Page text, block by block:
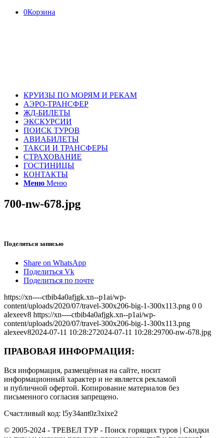
0Корзина
КРУИЗЫ ПО МОРЯМ И РЕКАМ
АЭРО-ТРАНСФЕР
ЖД-БИЛЕТЫ
ЭКСКУРСИИ
ПОИСК ТУРОВ
АВИАБИЛЕТЫ
ТАКСИ И ТРАНСФЕРЫ
СТРАХОВАНИЕ
ГОСТИНИЦЫ
КОНТАКТЫ
Меню Меню
700-nw-678.jpg
Поделиться записью
Share on WhatsApp
Поделиться Vk
Поделиться по почте
https://xn----ctbib4a0afjgk.xn--p1ai/wp-
content/uploads/2020/07/travel-300x206-big-1-300x113.png 0 0
alexeev8 https://xn----ctbib4a0afjgk.xn--p1ai/wp-
content/uploads/2020/07/travel-300x206-big-1-300x113.png
alexeev82024-07-11 10:28:272024-07-11 10:28:29700-nw-678.jpg
ПРАВОВАЯ ИНФОРМАЦИЯ:
Вся информация, размещённая на сайте, носит
информационный характер и не является рекламой
и публичной офертой. Копирование материалов без
письменного согласия запрещено.
Счастливый код: l5y34ant0z3xixe2
© 2005-2024 - ТРЕВЕЛ ТУР - Поиск горящих туров | Скидки